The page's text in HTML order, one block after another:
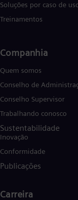
Soluções por caso de
Treinamentos
Companhia
Quem somos
Conselho de
Conselho Supervisor
Trabalhando conosco
Sustentabilidade
Inovação
Conformidade
Publicações
Carreira